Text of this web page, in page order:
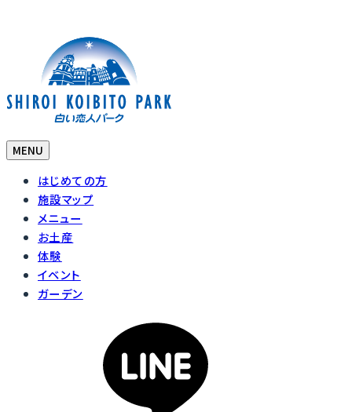
MENU
はじめての方
施設マップ
メニュー
お土産
体験
イベント
ガーデン